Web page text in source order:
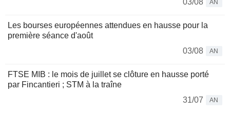
03/08 AN
Les bourses européennes attendues en hausse pour la
première séance d'août
03/08
AN
FTSE MIB : le mois de juillet se clôture en hausse porté
par Fincantieri ; STM à la traîne
31/07
AN